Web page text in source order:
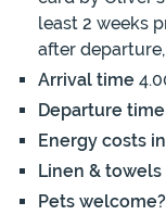
least 2 weeks
after
Arrival time
Departure time
Energy costs
Linen &
Pets welcome?